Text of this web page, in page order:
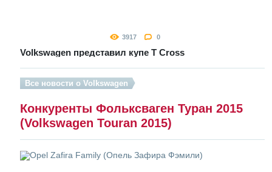
3917 0
Volkswagen представил купе T Cross
Все новости о Volkswagen
Конкуренты Фольксваген Туран 2015
(Volkswagen Touran 2015)